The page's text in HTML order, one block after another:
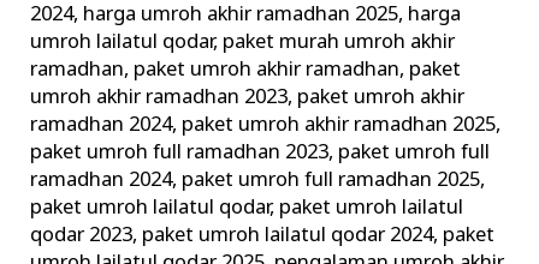
2024, harga umroh akhir ramadhan 2025, harga
umroh lailatul qodar, paket murah umroh akhir
ramadhan, paket umroh akhir ramadhan, paket
umroh akhir ramadhan 2023, paket umroh akhir
ramadhan 2024, paket umroh akhir ramadhan 2025,
paket umroh full ramadhan 2023, paket umroh full
ramadhan 2024, paket umroh full ramadhan 2025,
paket umroh lailatul qodar, paket umroh lailatul
qodar 2023, paket umroh lailatul qodar 2024, paket